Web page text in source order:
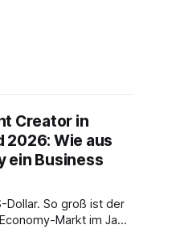
Creator in
2026: Wie aus
ein Business
Dollar. So groß ist der
Markt im Jahr